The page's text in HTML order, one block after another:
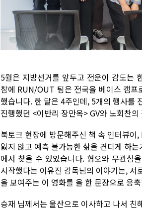
5월은 지방선거를 앞두고 전운이 감도는
참에 RUN/OUT 팀은 전국을 베이스 캠프
했습니다. 한 달은 4주인데, 5개의 행사를
진행했던 <이반리 장만옥> GV와 노회찬
북토크 현장에 방문해주신 책 속 인터뷰
잃지 않고 예측 불가능한 삶을 견디게 하
에서 찾을 수 있었습니다. 혐오와 무관심
시작했다는 이유진 감독님의 이야기는,
을 보여주는 이 영화를 을 한 문장으로 응
승재 님께서는 울산으로 이사하고 나서 친